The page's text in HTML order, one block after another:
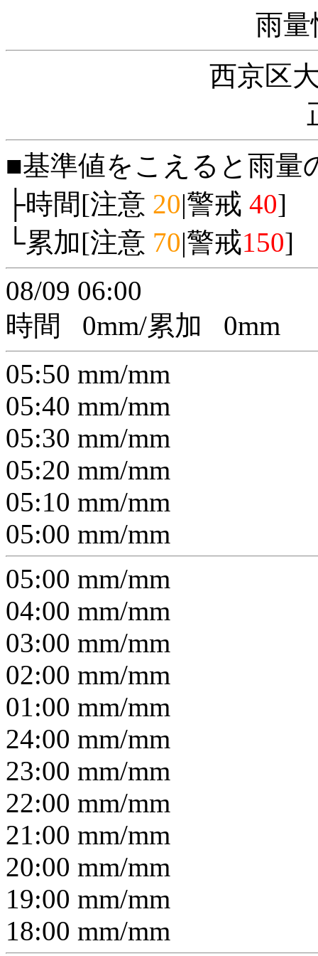
雨量
西京区
■基準値をこえると雨量
├時間[注意 20|警戒 40]
└累加[注意 70|警戒150]
08/09 06:00
時間
0mm/累加 0mm
05:50 mm/mm
05:40 mm/mm
05:30 mm/mm
05:20 mm/mm
05:10 mm/mm
05:00 mm/mm
05:00 mm/mm
04:00 mm/mm
03:00 mm/mm
02:00 mm/mm
01:00 mm/mm
24:00 mm/mm
23:00 mm/mm
22:00 mm/mm
21:00 mm/mm
20:00 mm/mm
19:00 mm/mm
18:00 mm/mm